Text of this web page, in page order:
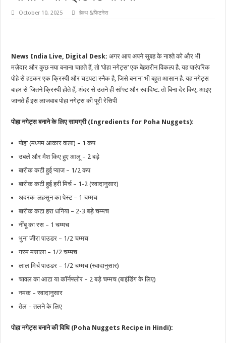
October 10, 2025 हेल्थ &फिटनेस
News India Live, Digital Desk:अगर आप अपने सुबह के नाश्ते को और भी
मज़ेदार और कुछ नया बनाना चाहते हैं, तो ‘पोहा नगेट्स’ एक बेहतरीन विकल्प है. यह पारंपरिक
पोहे से हटकर एक क्रिस्पी और चटपटा स्नैक है, जिसे बनाना भी बहुत आसान है. यह नगेट्स
बाहर से जितने क्रिस्पी होते हैं, अंदर से उतने ही सॉफ्ट और स्वादिष्ट. तो बिना देर किए, आइए
जानते हैं इस लाजवाब पोहा नगेट्स की पूरी रेसिपी
पोहा नगेट्स बनाने के लिए सामग्री (Ingredients for Poha Nuggets):
पोहा (मध्यम आकार वाला) – 1 कप
उबले और मैश किए हुए आलू – 2 बड़े
बारीक कटी हुई प्याज – 1/2 कप
बारीक कटी हुई हरी मिर्च – 1-2 (स्वादानुसार)
अदरक-लहसुन का पेस्ट – 1 चम्मच
बारीक कटा हरा धनिया – 2-3 बड़े चम्मच
नींबू का रस – 1 चम्मच
भुना जीरा पाउडर – 1/2 चम्मच
गरम मसाला – 1/2 चम्मच
लाल मिर्च पाउडर – 1/2 चम्मच (स्वादानुसार)
चावल का आटा या कॉर्नफ्लोर – 2 बड़े चम्मच (बाइंडिंग के लिए)
नमक – स्वादानुसार
तेल – तलने के लिए
पोहा नगेट्स बनाने की विधि (Poha Nuggets Recipe in Hindi):